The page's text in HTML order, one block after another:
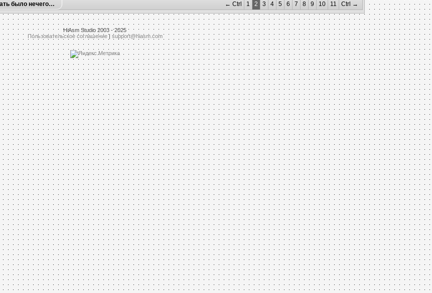
было нечего… ← Ctrl 1 2 3 4 5 6 7 8 9 10 11 Ctrl →
HiAsm Studio 2003 - 2025
Пользовательское соглашение| support@hiasm.com